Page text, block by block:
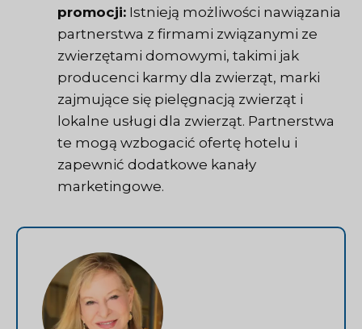
promocji: Istnieją możliwości nawiązania
partnerstwa z firmami związanymi ze
zwierzętami domowymi, takimi jak
producenci karmy dla zwierząt, marki
zajmujące się pielęgnacją zwierząt i
lokalne usługi dla zwierząt. Partnerstwa
te mogą wzbogacić ofertę hotelu i
zapewnić dodatkowe kanały
marketingowe.